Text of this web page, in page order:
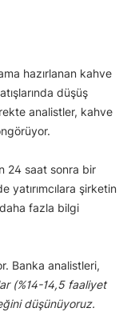
hazırlanan kahve
düşüş
analistler, kahve
24 saat sonra bir
yatırımcılara şirketin
fazla bilgi
Banka analistleri,
(%14-14,5 faaliyet
düşünüyoruz.